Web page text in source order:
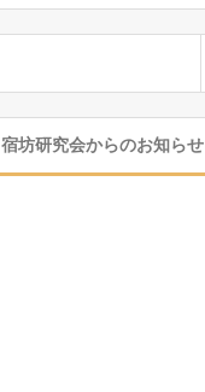
宿坊研究会からのお知らせ